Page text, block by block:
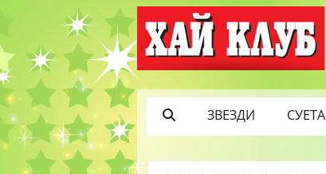
ЗВЕЗДИ СУЕТА